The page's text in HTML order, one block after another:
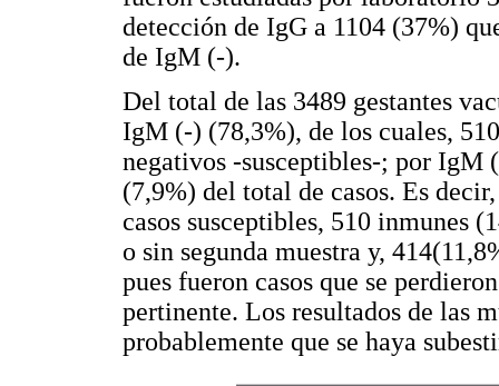
detección de IgG a 1104 (37%)
de IgM (-).
Del total de las 3489 gestantes
IgM (-) (78,3%), de los cuales,
negativos -susceptibles-; por IgM
(7,9%) del total de casos. Es
casos susceptibles, 510 inmunes
o sin segunda muestra y,
pues fueron casos que se
pertinente. Los resultados de las
probablemente que se haya